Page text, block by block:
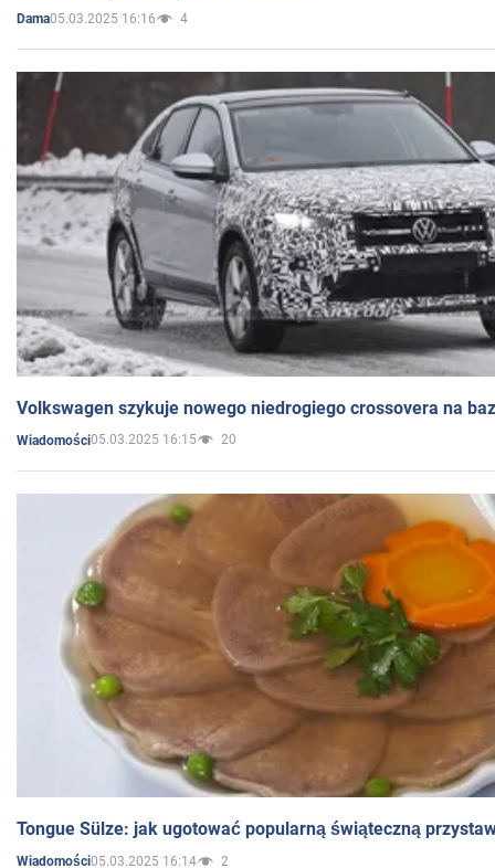
Dama05.03.2025 16:16 4
Volkswagen szykuje nowego niedrogiego crossovera na
Wiadomości05.03.2025 16:15 20
Tongue Sülze: jak ugotować popularną świąteczną
Wiadomości05.03.2025 16:14 2